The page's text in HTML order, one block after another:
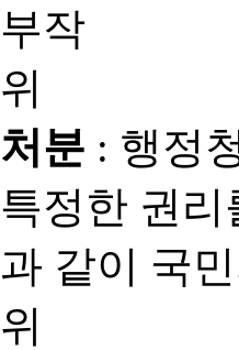
처분 : 행정
특정한 권
과 같이 국
위